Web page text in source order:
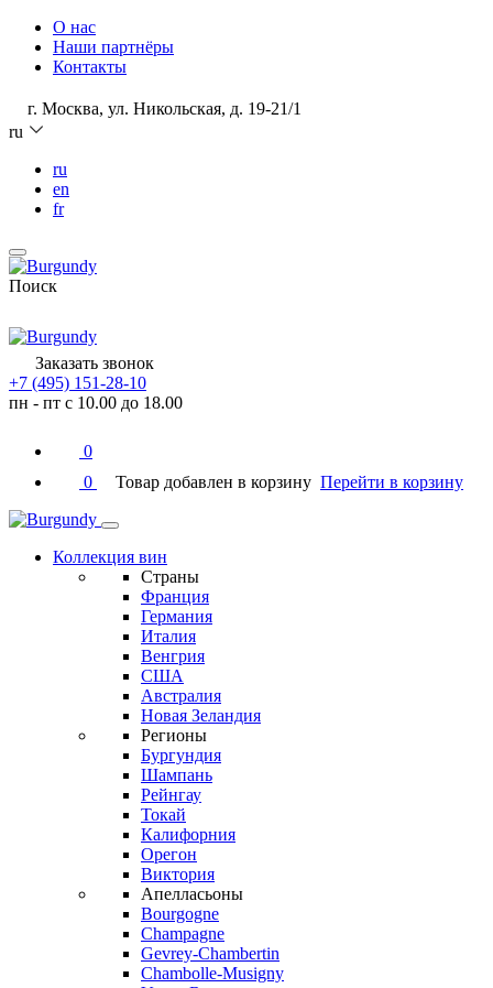
О нас
Наши партнёры
Контакты
г. Москва, ул. Никольская, д. 19-21/1
ru
ru
en
fr
Поиск
Заказать звонок
+7 (495) 151-28-10
пн - пт с 10.00 до 18.00
0
0
Товар добавлен в корзину Перейти в корзину
Коллекция вин
Страны
Франция
Германия
Италия
Венгрия
США
Австралия
Новая Зеландия
Регионы
Бургундия
Шампань
Рейнгау
Токай
Калифорния
Орегон
Виктория
Апелласьоны
Bourgogne
Champagne
Gevrey-Chambertin
Chambolle-Musigny